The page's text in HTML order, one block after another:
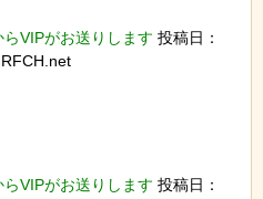
VIPがお送りします 投稿日：
VIPがお送りします 投稿日：